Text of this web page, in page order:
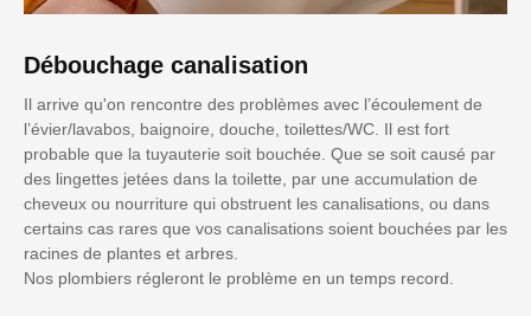
Débouchage canalisation
Il arrive qu'on rencontre des problèmes avec l’écoulement de
l’évier/lavabos, baignoire, douche, toilettes/WC. Il est fort
probable que la tuyauterie soit bouchée. Que se soit causé par
des lingettes jetées dans la toilette, par une accumulation de
cheveux ou nourriture qui obstruent les canalisations, ou dans
certains cas rares que vos canalisations soient bouchées par les
racines de plantes et arbres.
Nos plombiers régleront le problème en un temps record.